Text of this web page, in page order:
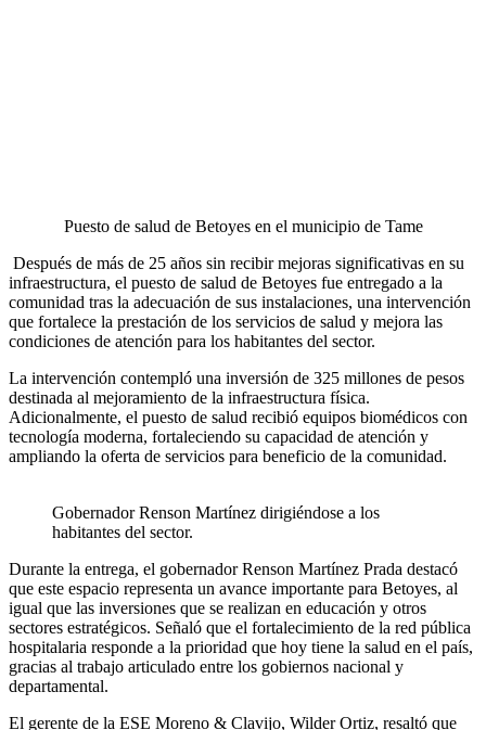
Puesto de salud de Betoyes en el municipio de Tame
Después de más de 25 años sin recibir mejoras significativas en su
infraestructura, el puesto de salud de Betoyes fue entregado a la
comunidad tras la adecuación de sus instalaciones, una intervención
que fortalece la prestación de los servicios de salud y mejora las
condiciones de atención para los habitantes del sector.
La intervención contempló una inversión de 325 millones de pesos
destinada al mejoramiento de la infraestructura física.
Adicionalmente, el puesto de salud recibió equipos biomédicos con
tecnología moderna, fortaleciendo su capacidad de atención y
ampliando la oferta de servicios para beneficio de la comunidad.
Gobernador Renson Martínez dirigiéndose a los
habitantes del sector.
Durante la entrega, el gobernador Renson Martínez Prada destacó
que este espacio representa un avance importante para Betoyes, al
igual que las inversiones que se realizan en educación y otros
sectores estratégicos. Señaló que el fortalecimiento de la red pública
hospitalaria responde a la prioridad que hoy tiene la salud en el país,
gracias al trabajo articulado entre los gobiernos nacional y
departamental.
El gerente de la ESE Moreno & Clavijo, Wilder Ortiz, resaltó que